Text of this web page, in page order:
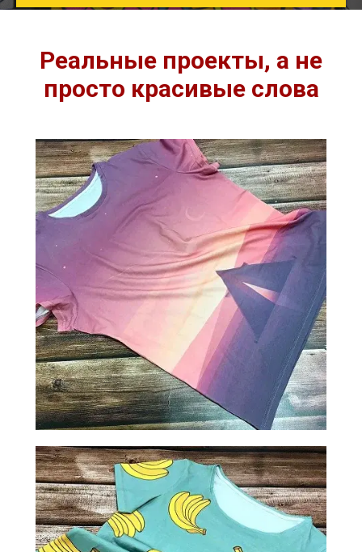
Реальные проекты, а не
просто красивые слова